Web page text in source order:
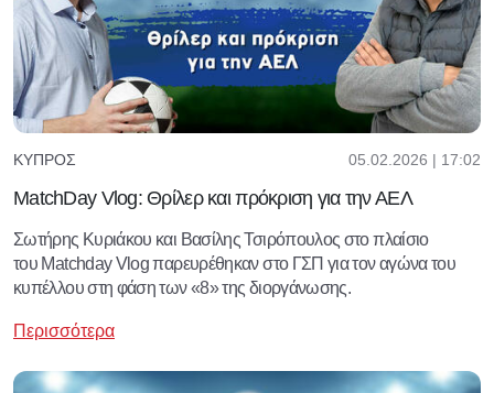
ΚΎΠΡΟΣ 05.02.2026 | 17:02
MatchDay Vlog: Θρίλερ και πρόκριση για την ΑΕΛ
Σωτήρης Κυριάκου και Βασίλης Τσιρόπουλος στο πλαίσιο
του Matchday Vlog παρευρέθηκαν στο ΓΣΠ για τον αγώνα του
κυπέλλου στη φάση των «8» της διοργάνωσης.
Περισσότερα